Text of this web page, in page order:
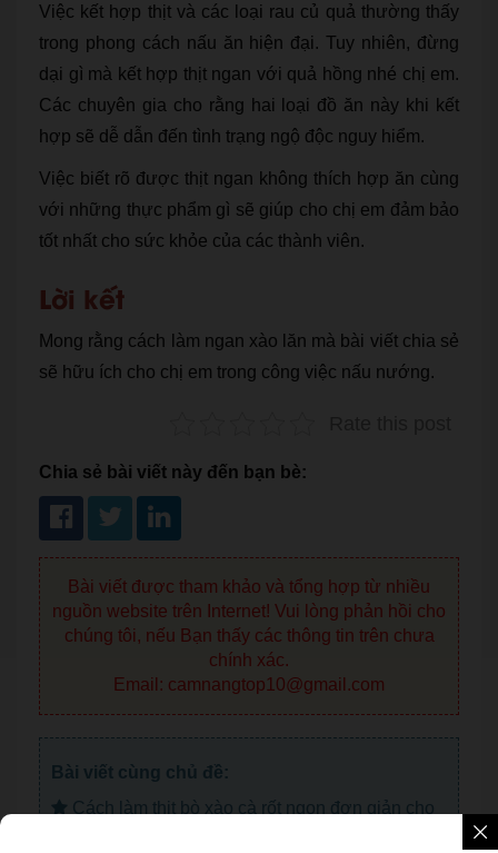
Việc kết hợp thịt và các loại rau củ quả thường thấy
trong phong cách nấu ăn hiện đại. Tuy nhiên, đừng
dại gì mà kết hợp thịt ngan với quả hồng nhé chị em.
Các chuyên gia cho rằng hai loại đồ ăn này khi kết
hợp sẽ dễ dẫn đến tình trạng ngộ độc nguy hiểm.
Việc biết rõ được thịt ngan không thích hợp ăn cùng
với những thực phẩm gì sẽ giúp cho chị em đảm bảo
tốt nhất cho sức khỏe của các thành viên.
Lời kết
Mong rằng cách làm ngan xào lăn mà bài viết chia sẻ
sẽ hữu ích cho chị em trong công việc nấu nướng.
Chia sẻ bài viết này đến bạn bè:
Bài viết được tham khảo và tổng hợp từ nhiều
nguồn website trên Internet! Vui lòng phản hồi cho
chúng tôi, nếu Bạn thấy các thông tin trên chưa
chính xác.
Email: camnangtop10@gmail.com
Bài viết cùng chủ đề:
Cách làm thịt bò xào cà rốt ngon đơn giản cho